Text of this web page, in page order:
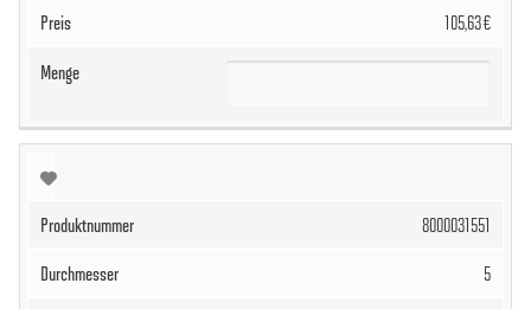
105,63 €
8000031551
5